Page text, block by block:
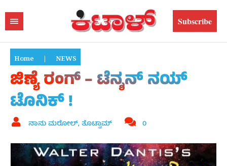
Subscribe
Home | NEWS
ಜಿಣ್ಯೆ ರಂಗ್ – ಟೆನ್ಶನ್ ನಯ್
ಟೊನಿಕ್ !
ನಾನು ಮರೋಲ್, ತೊಟ್ಟಾಮ್ 0